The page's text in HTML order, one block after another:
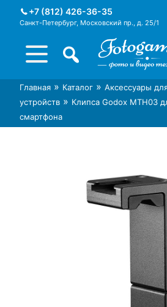
+7 (812) 426-36-35
Санкт-Петербург, Московский пр., д. 25/1
Интернет-
Foto-Gamma
Магазин
gamma.ru
Главная » Каталог » Аксессуары
устройств » Клипса Godox MTH03
смартфона